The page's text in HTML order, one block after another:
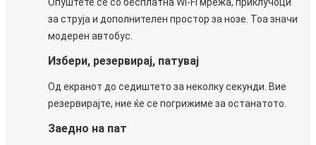
за струја и дополнителен простор за нозе. Тоа значи
модерен автобус.
Избери, резервирај, патувај
Од екранот до седиштето за неколку секунди. Вие
резервирајте, ние ќе се погрижиме за останатото.
Заедно на пат